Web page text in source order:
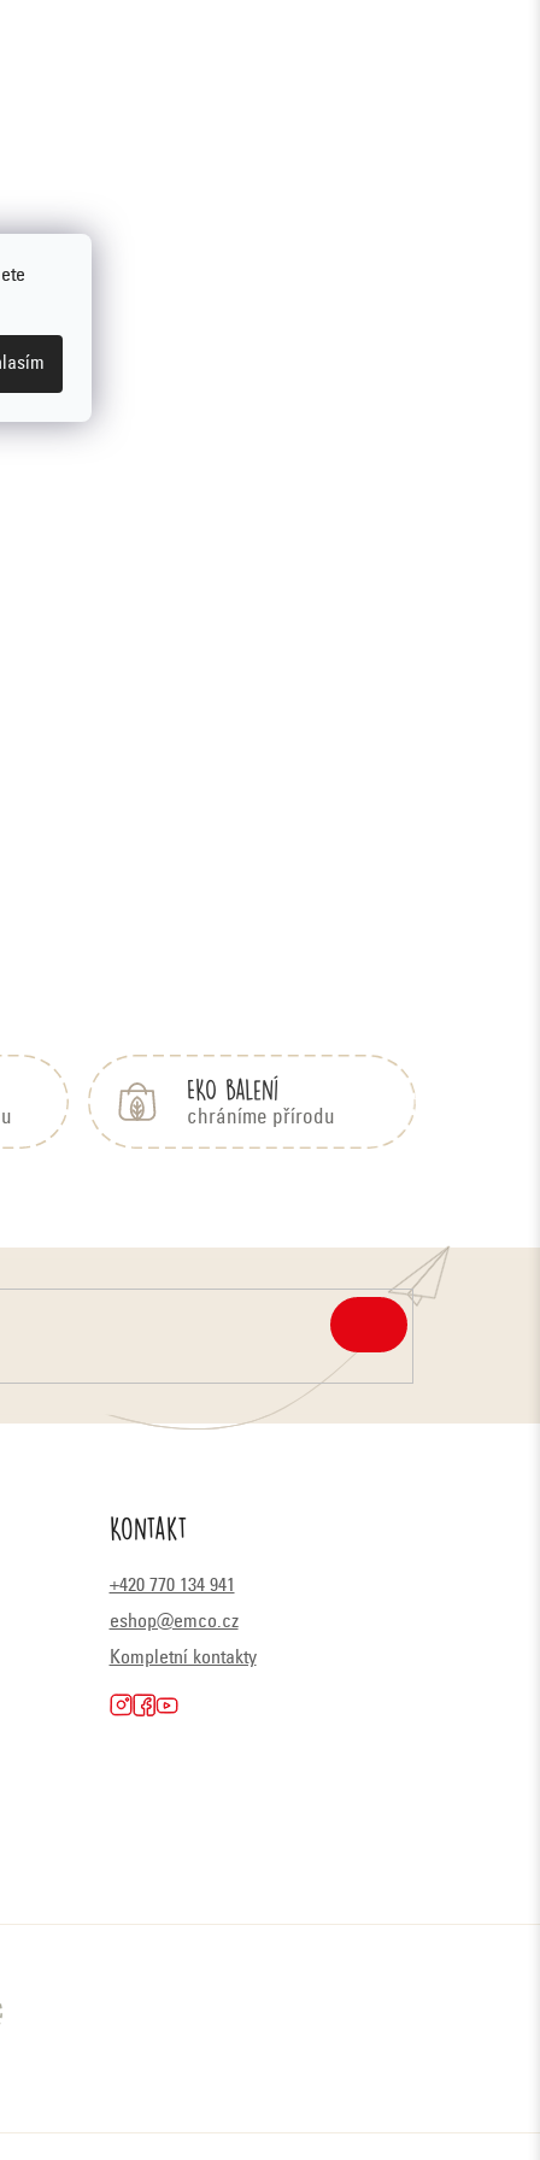
EKO balení
chráníme přírodu
PŘIHLÁSIT
SE
Kontakt
+420 770 134 941
eshop@emco.cz
Kompletní kontakty